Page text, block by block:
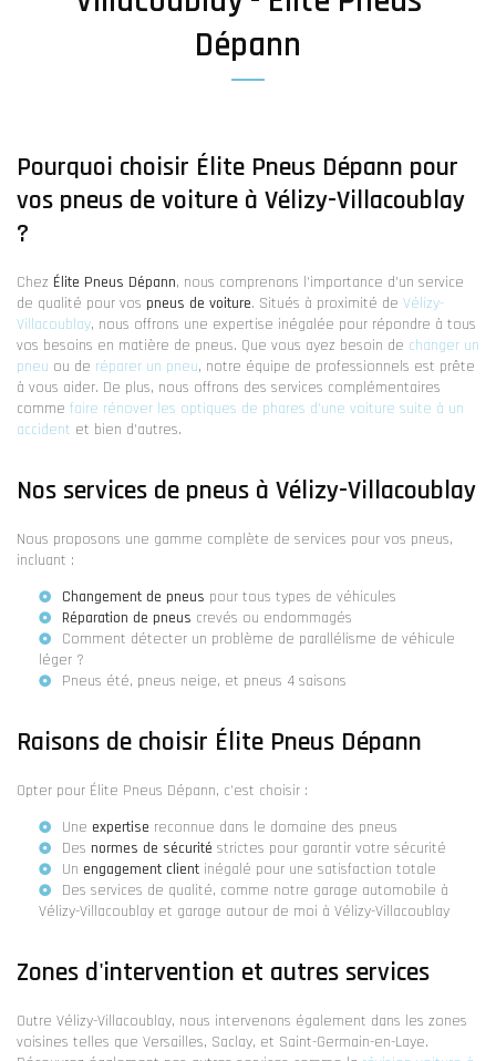
Dépann
Pourquoi choisir Élite Pneus Dépann pour
vos pneus de voiture à Vélizy-Villacoublay
?
Chez Élite Pneus Dépann, nous comprenons l'importance d'un service
de qualité pour vos pneus de voiture. Situés à proximité de Vélizy-
Villacoublay, nous offrons une expertise inégalée pour répondre à tous
vos besoins en matière de pneus. Que vous ayez besoin de changer un
pneu ou de réparer un pneu, notre équipe de professionnels est prête
à vous aider. De plus, nous offrons des services complémentaires
comme faire rénover les optiques de phares d'une voiture suite à un
accident et bien d'autres.
Nos services de pneus à Vélizy-Villacoublay
Nous proposons une gamme complète de services pour vos pneus,
incluant :
Changement de pneus pour tous types de véhicules
Réparation de pneus crevés ou endommagés
Comment détecter un problème de parallélisme de véhicule
léger ?
Pneus été, pneus neige, et pneus 4 saisons
Raisons de choisir Élite Pneus Dépann
Opter pour Élite Pneus Dépann, c'est choisir :
Une expertise reconnue dans le domaine des pneus
Des normes de sécurité strictes pour garantir votre sécurité
Un engagement client inégalé pour une satisfaction totale
Des services de qualité, comme notre garage automobile à
Vélizy-Villacoublay et garage autour de moi à Vélizy-Villacoublay
Zones d'intervention et autres services
Outre Vélizy-Villacoublay, nous intervenons également dans les zones
voisines telles que Versailles, Saclay, et Saint-Germain-en-Laye.